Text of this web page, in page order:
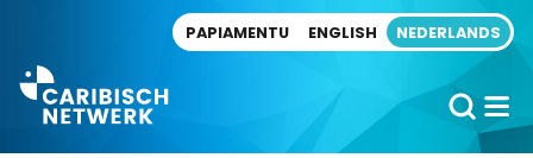
PAPIAMENTU ENGLISH NEDERLANDS